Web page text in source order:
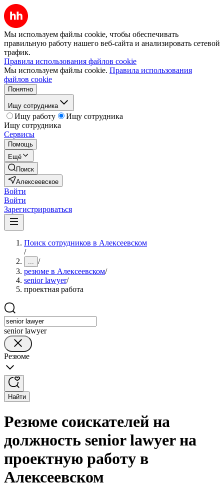
Мы используем файлы cookie, чтобы обеспечивать
правильную работу нашего веб-сайта и анализировать сетевой
трафик.
Правила использования файлов cookie
Мы используем файлы cookie. Правила использования
файлов cookie
Понятно
Ищу сотрудника
Ищу работу
Ищу сотрудника
Ищу сотрудника
Сервисы
Помощь
Ещё
Поиск
Алексеевское
Войти
Войти
Зарегистрироваться
Поиск сотрудников в Алексеевском
/
... /
резюме в Алексеевском/
senior lawyer/
проектная работа
senior lawyer
Резюме
Найти
Резюме соискателей на
должность senior lawyer на
проектную работу в
Алексеевском